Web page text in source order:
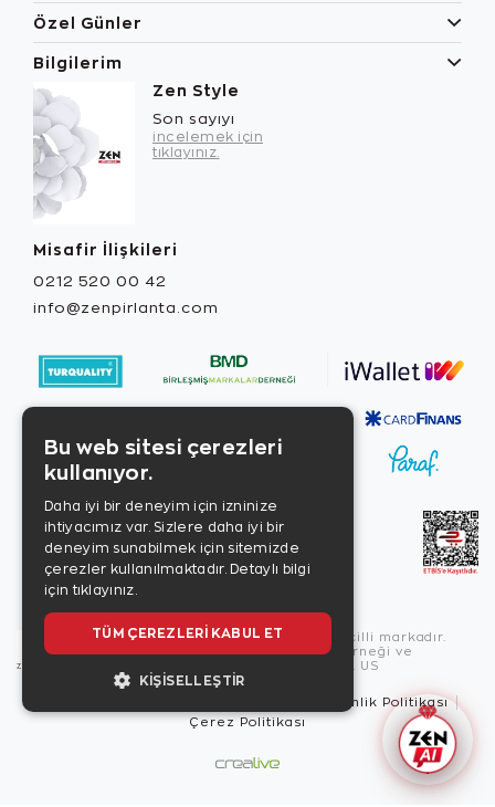
Özel Günler
Bilgilerim
Zen Style
Son sayıyı
incelemek için
tıklayınız.
Misafir İlişkileri
0212 520 00 42
info@zenpirlanta.com
Copyright © 2026, Zen Diamond tescilli markadır.
Zen Diamond Birleşmiş Markalar Derneği ve
Turquality Destek Programı üyesidir. US
Güvenlik Politikası
Çerez Politikası
Bu web sitesi çerezleri
kullanıyor.
Daha iyi bir deneyim için izninize
ihtiyacımız var. Sizlere daha iyi bir
deneyim sunabilmek için sitemizde
çerezler kullanılmaktadır. Detaylı bilgi
için tıklayınız.
TÜM ÇEREZLERI KABUL ET
KIŞISELLEŞTIR